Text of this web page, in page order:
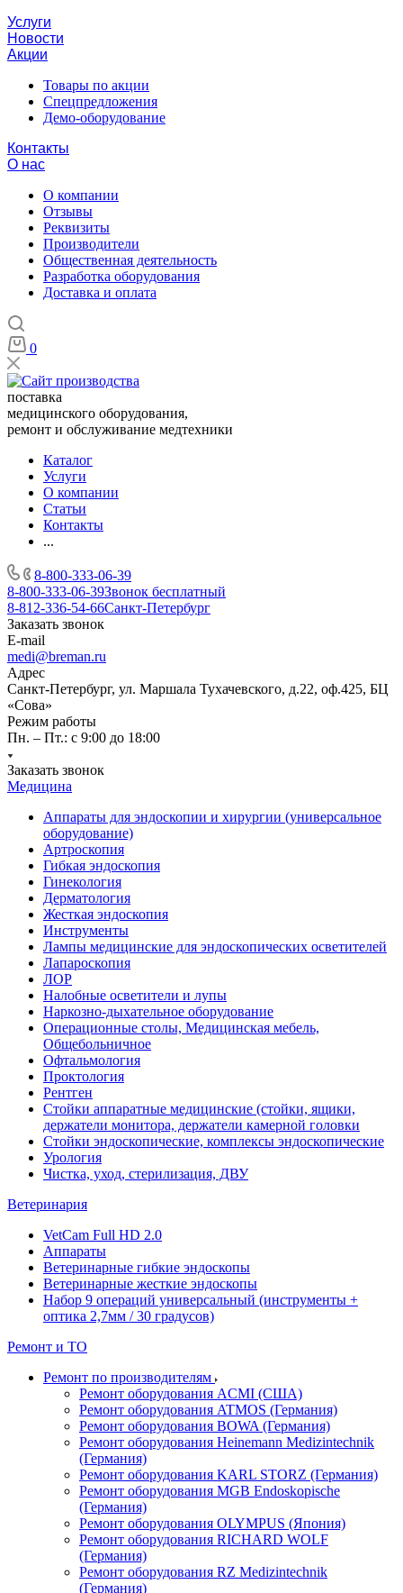
Услуги
Новости
Акции
Товары по акции
Спецпредложения
Демо-оборудование
Контакты
О нас
О компании
Отзывы
Реквизиты
Производители
Общественная деятельность
Разработка оборудования
Доставка и оплата
0
поставка
медицинского оборудования,
ремонт и обслуживание медтехники
Каталог
Услуги
О компании
Статьи
Контакты
...
8-800-333-06-39
8-800-333-06-39Звонок бесплатный
8-812-336-54-66Санкт-Петербург
Заказать звонок
E-mail
medi@breman.ru
Адрес
Санкт-Петербург, ул. Маршала Тухачевского, д.22, оф.425, БЦ
«Сова»
Режим работы
Пн. – Пт.: с 9:00 до 18:00
Заказать звонок
Медицина
Аппараты для эндоскопии и хирургии (универсальное
оборудование)
Артроскопия
Гибкая эндоскопия
Гинекология
Дерматология
Жесткая эндоскопия
Инструменты
Лампы медицинские для эндоскопических осветителей
Лапароскопия
ЛОР
Налобные осветители и лупы
Наркозно-дыхательное оборудование
Операционные столы, Медицинская мебель,
Общебольничное
Офтальмология
Проктология
Рентген
Стойки аппаратные медицинские (стойки, ящики,
держатели монитора, держатели камерной головки
Стойки эндоскопические, комплексы эндоскопические
Урология
Чистка, уход, стерилизация, ДВУ
Ветеринария
VetCam Full HD 2.0
Аппараты
Ветеринарные гибкие эндоскопы
Ветеринарные жесткие эндоскопы
Набор 9 операций универсальный (инструменты +
оптика 2,7мм / 30 градусов)
Ремонт и ТО
Ремонт по производителям
Ремонт оборудования ACMI (США)
Ремонт оборудования ATMOS (Германия)
Ремонт оборудования BOWA (Германия)
Ремонт оборудования Heinemann Medizintechnik
(Германия)
Ремонт оборудования KARL STORZ (Германия)
Ремонт оборудования MGB Endoskopische
(Германия)
Ремонт оборудования OLYMPUS (Япония)
Ремонт оборудования RICHARD WOLF
(Германия)
Ремонт оборудования RZ Medizintechnik
(Германия)